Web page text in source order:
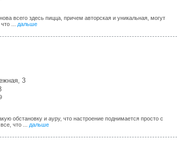
всего здесь пицца, причем авторская и уникальная, могут
... дальше
3
обстановку и ауру, что настроение поднимается просто с
что ... дальше